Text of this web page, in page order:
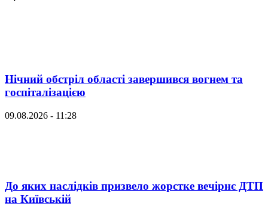
Нічний обстріл області завершився вогнем та
госпіталізацією
09.08.2026 - 11:28
До яких наслідків призвело жорстке вечірнє ДТП
на Київській